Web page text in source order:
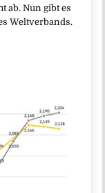
ab. Nun gibt es
Weltverbands.